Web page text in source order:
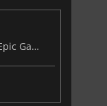
Sable è ora disponibile gratuitamente su Epic Games Store